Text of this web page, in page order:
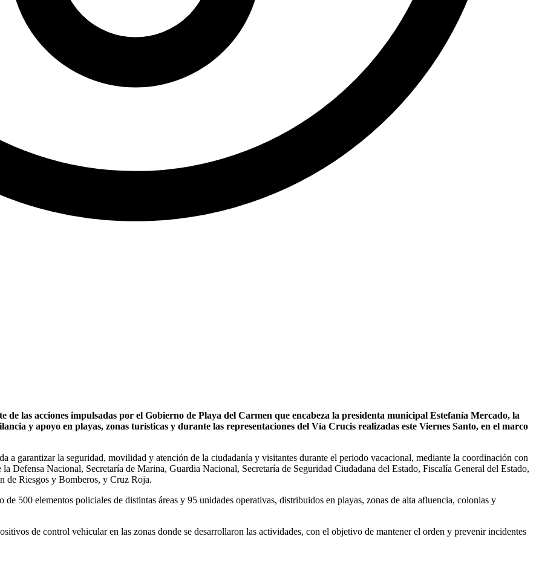
las acciones impulsadas por el Gobierno de Playa del Carmen que encabeza la presidenta municipal Estefanía Mercado, la
y apoyo en playas, zonas turísticas y durante las representaciones del Vía Crucis realizadas este Viernes Santo, en el marco
a garantizar la seguridad, movilidad y atención de la ciudadanía y visitantes durante el periodo vacacional, mediante la coordinación con
Defensa Nacional, Secretaría de Marina, Guardia Nacional, Secretaría de Seguridad Ciudadana del Estado, Fiscalía General del Estado,
de Riesgos y Bomberos, y Cruz Roja.
500 elementos policiales de distintas áreas y 95 unidades operativas, distribuidos en playas, zonas de alta afluencia, colonias y
de control vehicular en las zonas donde se desarrollaron las actividades, con el objetivo de mantener el orden y prevenir incidentes